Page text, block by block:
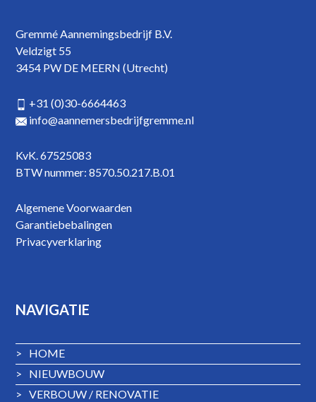
Gremmé Aannemingsbedrijf B.V.
Veldzigt 55
3454 PW DE MEERN (Utrecht)
+31 (0)30-6664463
info@aannemersbedrijfgremme.nl
KvK. 67525083
BTW nummer: 8570.50.217.B.01
Algemene Voorwaarden
Garantiebebalingen
Privacyverklaring
NAVIGATIE
>
HOME
>
NIEUWBOUW
> VERBOUW / RENOVATIE